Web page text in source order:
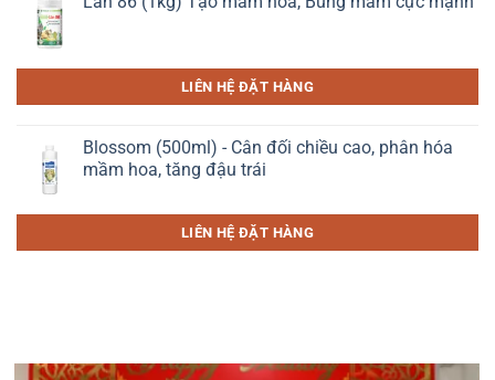
LIÊN HỆ ĐẶT HÀNG
Blossom (500ml) - Cân đối chiều cao, phân hóa
mầm hoa, tăng đậu trái
LIÊN HỆ ĐẶT HÀNG